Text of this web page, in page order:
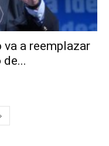
va a reemplazar